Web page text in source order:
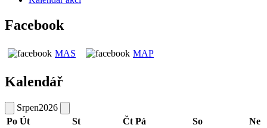
Facebook
MAS MAP
Kalendář
Srpen2026
Po Út St Čt Pá So Ne